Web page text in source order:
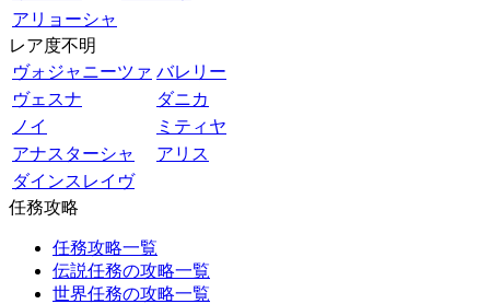
アリョーシャ
レア度不明
ヴォジャニーツァ バレリー
ヴェスナ
ダニカ
ノイ
ミティヤ
アナスターシャ
アリス
ダインスレイヴ
任務攻略
任務攻略一覧
伝説任務の攻略一覧
世界任務の攻略一覧